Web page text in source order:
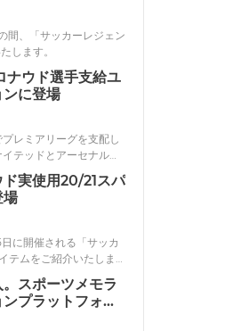
間、「サッカーレジェン
します。
ナウド選手支給ユ
に登場
レミアリーグを支配し
テッドとアーセナルが
ーグ戦の行く末を決める
繰り広げられ、レッドカ
実使用20/21スパ
場
に開催される「サッカ
テムをご紹介いたしま
スのクリスティアー
ズンに着用したスパイ
スポーツメモラ
プラットフォー